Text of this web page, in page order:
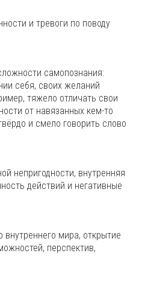
и тревоги по поводу
самопознания:
себя, своих желаний
тяжело отличать свои
от навязанных кем-то
и смело говорить слово
непригодности, внутренняя
действий и негативные
внутреннего мира, открытие
перспектив,